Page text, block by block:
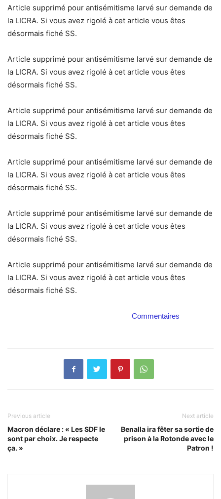
Article supprimé pour antisémitisme larvé sur demande de
la LICRA. Si vous avez rigolé à cet article vous êtes
désormais fiché SS.
Article supprimé pour antisémitisme larvé sur demande de
la LICRA. Si vous avez rigolé à cet article vous êtes
désormais fiché SS.
Article supprimé pour antisémitisme larvé sur demande de
la LICRA. Si vous avez rigolé à cet article vous êtes
désormais fiché SS.
Article supprimé pour antisémitisme larvé sur demande de
la LICRA. Si vous avez rigolé à cet article vous êtes
désormais fiché SS.
Article supprimé pour antisémitisme larvé sur demande de
la LICRA. Si vous avez rigolé à cet article vous êtes
désormais fiché SS.
Article supprimé pour antisémitisme larvé sur demande de
la LICRA. Si vous avez rigolé à cet article vous êtes
désormais fiché SS.
Commentaires
Previous article
Macron déclare : « Les SDF le
sont par choix. Je respecte
ça. »
Next article
Benalla ira fêter sa sortie de
prison à la Rotonde avec le
Patron !